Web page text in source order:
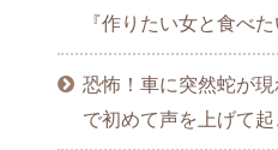
『作りたい女と食べた
恐怖！車に突然蛇が
で初めて声を上げて起